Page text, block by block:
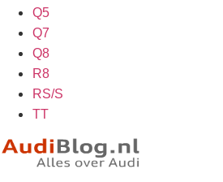
Q5
Q7
Q8
R8
RS/S
TT